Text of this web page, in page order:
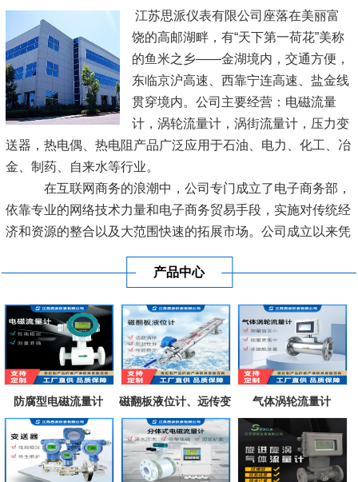
江苏思派仪表有限公司座落在美丽富
饶的高邮湖畔，有“天下第一荷花”美称
的鱼米之乡——金湖境内，交通方便，
东临京沪高速、西靠宁连高速、盐金线
贯穿境内。公司主要经营：电磁流量
计，涡轮流量计，涡街流量计，压力变
送器，热电偶、热电阻产品广泛应用于石油、电力、化工、冶
金、制药、自来水等行业。
在互联网商务的浪潮中，公司专门成立了电子商务部，
依靠专业的网络技术力量和电子商务贸易手段，实施对传统经
济和资源的整合以及大范围快速的拓展市场。公司成立以来凭
了长期稳定的商业贸易伙伴关系。[查看详情]
产品中心
防腐型电磁流量计
磁翻板液位计、远传变
送器、磁致...
气体涡轮流量计